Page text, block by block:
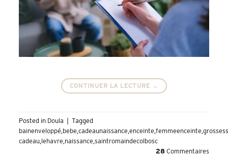
CONTINUER LA LECTURE →
Posted in Doula | Tagged
bainenveloppé bebe ,cadeaunaissance ,enceinte ,femmeenceinte ,
cadeau lehavre naissance ,saintromaindecolbosc
28Commentaires